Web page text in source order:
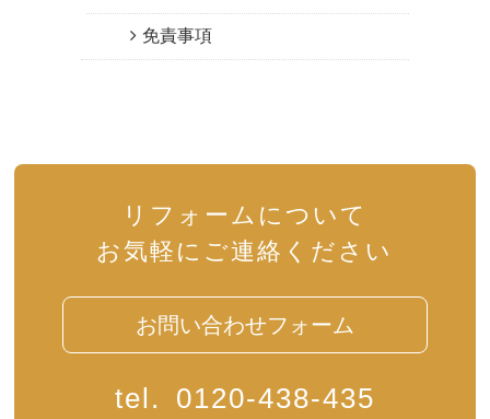
免責事項
リフォームについて
お気軽にご連絡ください
お問い合わせフォーム
tel. 0120-438-435